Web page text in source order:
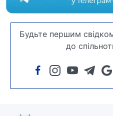
Будьте першим
до